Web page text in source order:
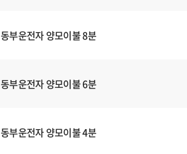
동부운전자 양모이불 8분
동부운전자 양모이불 6분
동부운전자 양모이불 4분